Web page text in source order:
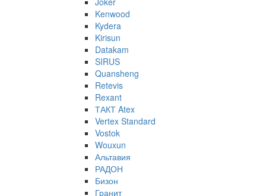
Kenwood
Kydera
Kirisun
Datakam
SIRUS
Quansheng
Retevis
Rexant
ТАКТ Atex
Vertex Standard
Vostok
Wouxun
Альтавия
РАДОН
Бизон
Гранит